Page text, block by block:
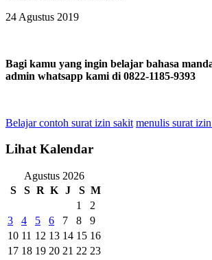
24 Agustus 2019
Bagi kamu yang ingin belajar bahasa
admin whatsapp kami di 0822-1185-9393
Belajar contoh surat izin sakit menulis surat
Lihat Kalendar
Agustus 2026
S
S R K J S M
1
2
3
4 5 6 7 8
9
10 11 12 13 14 15 16
17 18 19 20 21 22 23